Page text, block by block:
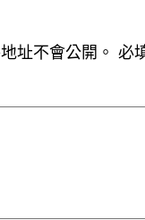
址不會公開。 必